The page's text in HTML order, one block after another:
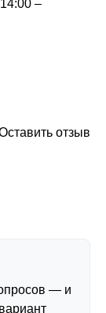
–
отзыв
— и